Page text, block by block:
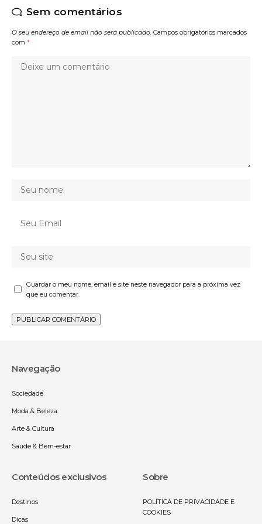
Sem comentários
O seu endereço de email não será publicado. Campos obrigatórios marcados
com *
Guardar o meu nome, email e site neste navegador para a próxima vez
que eu comentar.
Navegação
Sociedade
Moda & Beleza
Arte & Cultura
Saúde & Bem-estar
Conteúdos exclusivos
Destinos
Dicas
Sobre
POLÍTICA DE PRIVACIDADE E
COOKIES